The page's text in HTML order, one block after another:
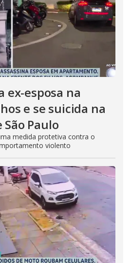
ex-esposa na
e se suicida na
Paulo
medida protetiva contra o
violento